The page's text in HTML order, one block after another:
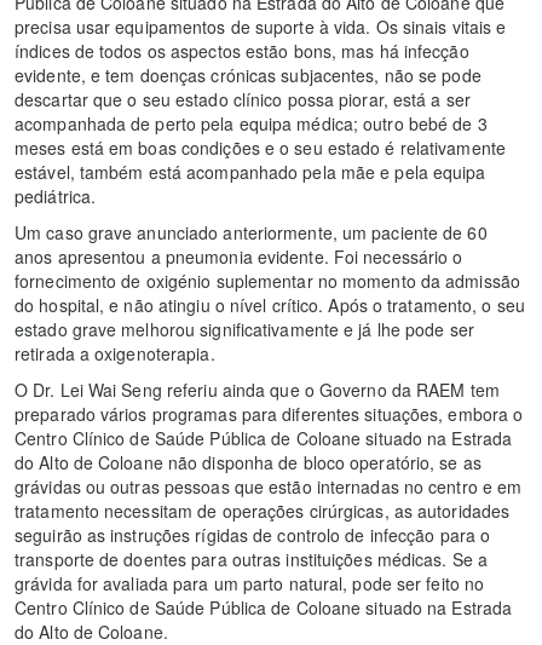
precisa usar equipamentos de suporte à vida. Os sinais vitais e
índices de todos os aspectos estão bons, mas há infecção
evidente, e tem doenças crónicas subjacentes, não se pode
descartar que o seu estado clínico possa piorar, está a ser
acompanhada de perto pela equipa médica; outro bebé de 3
meses está em boas condições e o seu estado é relativamente
estável, também está acompanhado pela mãe e pela equipa
pediátrica.
Um caso grave anunciado anteriormente, um paciente de 60
anos apresentou a pneumonia evidente. Foi necessário o
fornecimento de oxigénio suplementar no momento da admissão
do hospital, e não atingiu o nível crítico. Após o tratamento, o seu
estado grave melhorou significativamente e já lhe pode ser
retirada a oxigenoterapia.
O Dr. Lei Wai Seng referiu ainda que o Governo da RAEM tem
preparado vários programas para diferentes situações, embora o
Centro Clínico de Saúde Pública de Coloane situado na Estrada
do Alto de Coloane não disponha de bloco operatório, se as
grávidas ou outras pessoas que estão internadas no centro e em
tratamento necessitam de operações cirúrgicas, as autoridades
seguirão as instruções rígidas de controlo de infecção para o
transporte de doentes para outras instituições médicas. Se a
grávida for avaliada para um parto natural, pode ser feito no
Centro Clínico de Saúde Pública de Coloane situado na Estrada
do Alto de Coloane.